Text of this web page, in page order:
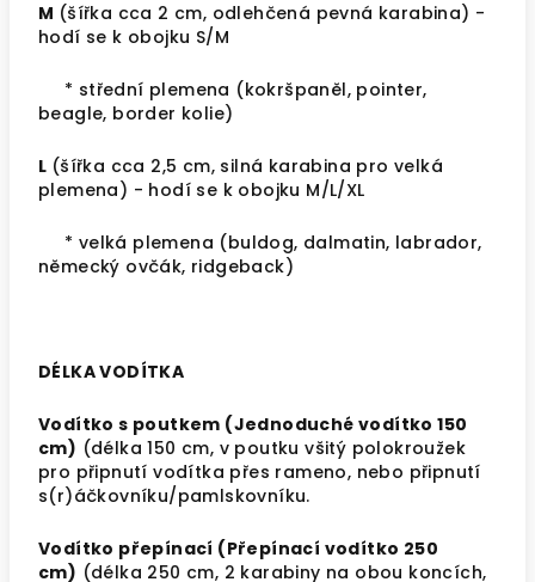
M (šířka cca 2 cm, odlehčená pevná karabina) -
hodí se k obojku S/M
* střední plemena (kokršpaněl, pointer,
beagle, border kolie)
L (šířka cca 2,5 cm, silná karabina pro velká
plemena) - hodí se k obojku M/L/XL
* velká plemena (buldog, dalmatin, labrador,
německý ovčák, ridgeback)
DÉLKA VODÍTKA
Vodítko s poutkem (Jednoduché vodítko 150
cm) (délka 150 cm, v poutku všitý polokroužek
pro připnutí vodítka přes rameno, nebo připnutí
s(r)áčkovníku/pamlskovníku.
Vodítko přepínací (Přepínací vodítko 250
cm) (délka 250 cm, 2 karabiny na obou koncích,